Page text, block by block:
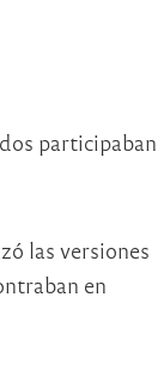
participaban
las versiones
en